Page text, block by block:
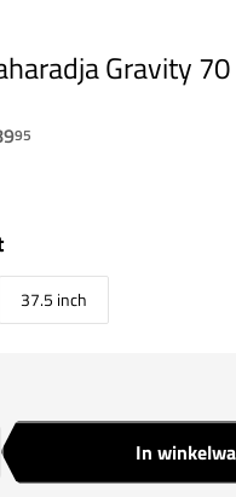
Gravity
95
37.5 inch
In